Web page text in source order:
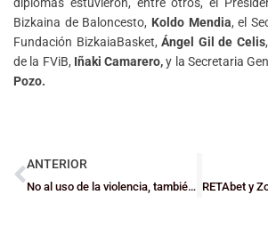
Bizkaina de Baloncesto, Koldo Mendia, el
Fundación BizkaiaBasket, Ángel Gil de Celis
de la FViB, Iñaki Camarero,y la Secretaria
Pozo.
ANTERIOR
No al uso de la violencia, también en nuestro basket. Respeto